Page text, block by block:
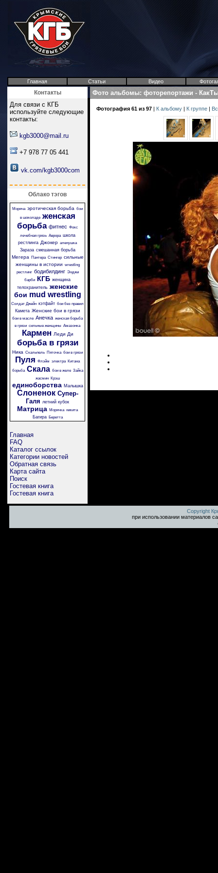
Главная Статьи Видео
Контакты
Для связи с КГБ
используйте следующие
контакты:
kgb3000@mail.ru
+7 978 77 05 441
vk.com/kgb3000com
Облако тэгов
Моряча эротическая борьба бои
в шоколаде женская
борьба фитнес Фокс
лечебная грязь Аврора школа
рестлинга Джокер аленушка
Зараза смешанная борьба
Мегера Пантера Стингер сильные
женщины в истории wrestling
рестлинг бодибилдинг Энджи
барби КГБ женщина
телохранитель женские
бои mud wrestling
Солдат Джейн кэтфайт бои без правил
Камета Женские бои в грязи
бои в масле Анечка женская борьба
в грязи сильные женщины Амазонка
Кармен Леди Ди
борьба в грязи
Ника Скальпель Пяточка бои в грязи
Пуля Флэйм электра Китана
борьба Скала бои в желе Зайка
жасмин
Крэш
единоборства Малышка
Слоненок Супер-
Галя летний кубок
Матрица Морячка никита
Багира Беретта
Главная
FAQ
Каталог ссылок
Категории новостей
Обратная связь
Карта сайта
Поиск
Гостевая книга
Гостевая книга
Фото альбомы: фоторепортажи -
Фотография 61 из 97 | К альбому | К группе |
Copyright
при использовании материалов